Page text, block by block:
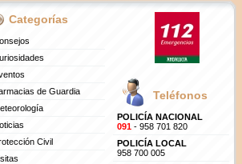
Categorías
de Guardia
Civil
Teléfonos
POLICÍA NACIONAL
091- 958 701 820
POLICÍA LOCAL
958 700 005